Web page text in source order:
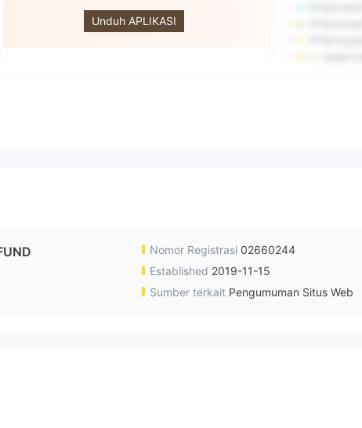
Unduh APLIKASI
Nomor Registrasi 02660244
Established 2019-11-15
Sumber terkait Pengumuman Situs Web